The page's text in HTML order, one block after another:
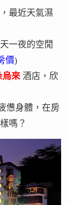
最近天氣濕
一夜的空閒
價)
烏來酒店，欣
憊身體，在房
嗎？